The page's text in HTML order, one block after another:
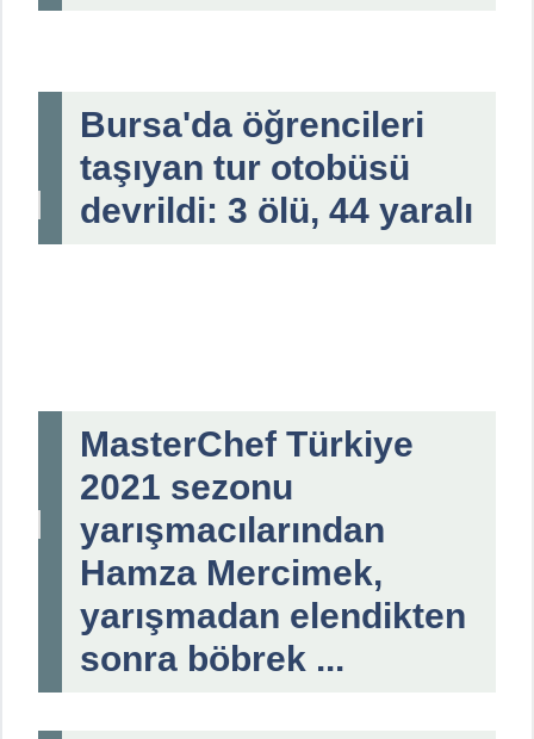
Bursa'da öğrencileri
taşıyan tur otobüsü
devrildi: 3 ölü, 44 yaralı
MasterChef Türkiye
2021 sezonu
yarışmacılarından
Hamza Mercimek,
yarışmadan elendikten
sonra böbrek ...